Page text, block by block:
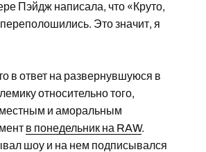
Пэйдж написала, что «Круто,
переполошились. Это значит, я
в ответ на развернувшуюся в
относительно того,
и аморальным
в понедельник на RAW.
шоу и на нем подписывался